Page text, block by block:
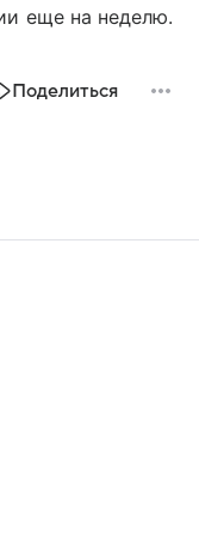
еще на неделю.
Поделиться